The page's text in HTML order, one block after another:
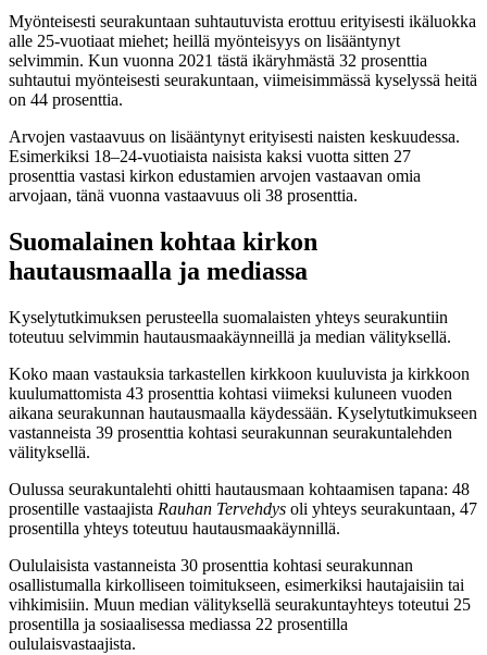
Myönteisesti seurakuntaan suhtautuvista erottuu erityisesti ikäluokka
alle 25-vuotiaat miehet; heillä myönteisyys on lisääntynyt
selvimmin. Kun vuonna 2021 tästä ikäryhmästä 32 prosenttia
suhtautui myönteisesti seurakuntaan, viimeisimmässä kyselyssä heitä
on 44 prosenttia.
Arvojen vastaavuus on lisääntynyt erityisesti naisten keskuudessa.
Esimerkiksi 18–24-vuotiaista naisista kaksi vuotta sitten 27
prosenttia vastasi kirkon edustamien arvojen vastaavan omia
arvojaan, tänä vuonna vastaavuus oli 38 prosenttia.
Suomalainen kohtaa kirkon
hautausmaalla ja mediassa
Kyselytutkimuksen perusteella suomalaisten yhteys seurakuntiin
toteutuu selvimmin hautausmaakäynneillä ja median välityksellä.
Koko maan vastauksia tarkastellen kirkkoon kuuluvista ja kirkkoon
kuulumattomista 43 prosenttia kohtasi viimeksi kuluneen vuoden
aikana seurakunnan hautausmaalla käydessään. Kyselytutkimukseen
vastanneista 39 prosenttia kohtasi seurakunnan seurakuntalehden
välityksellä.
Oulussa seurakuntalehti ohitti hautausmaan kohtaamisen tapana: 48
prosentille vastaajista Rauhan Tervehdys oli yhteys seurakuntaan, 47
prosentilla yhteys toteutuu hautausmaakäynnillä.
Oululaisista vastanneista 30 prosenttia kohtasi seurakunnan
osallistumalla kirkolliseen toimitukseen, esimerkiksi hautajaisiin tai
vihkimisiin. Muun median välityksellä seurakuntayhteys toteutui 25
prosentilla ja sosiaalisessa mediassa 22 prosentilla
oululaisvastaajista.